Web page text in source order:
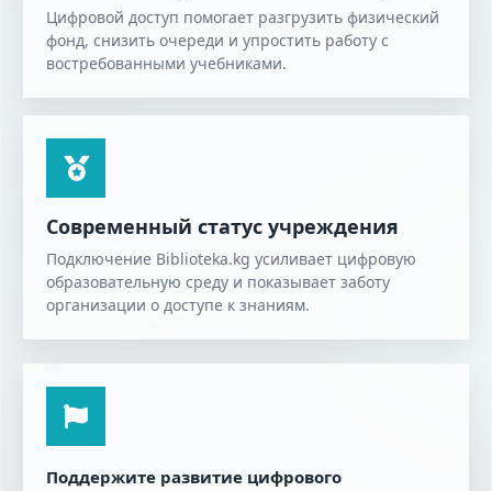
Цифровой доступ помогает разгрузить физический
фонд, снизить очереди и упростить работу с
востребованными учебниками.
Современный статус учреждения
Подключение Biblioteka.kg усиливает цифровую
образовательную среду и показывает заботу
организации о доступе к знаниям.
Поддержите развитие цифрового